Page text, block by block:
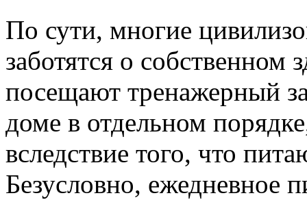
По сути, многие
заботятся о собственном
посещают тренажерный
доме в отдельном
вследствие того, что
Безусловно, ежедневное